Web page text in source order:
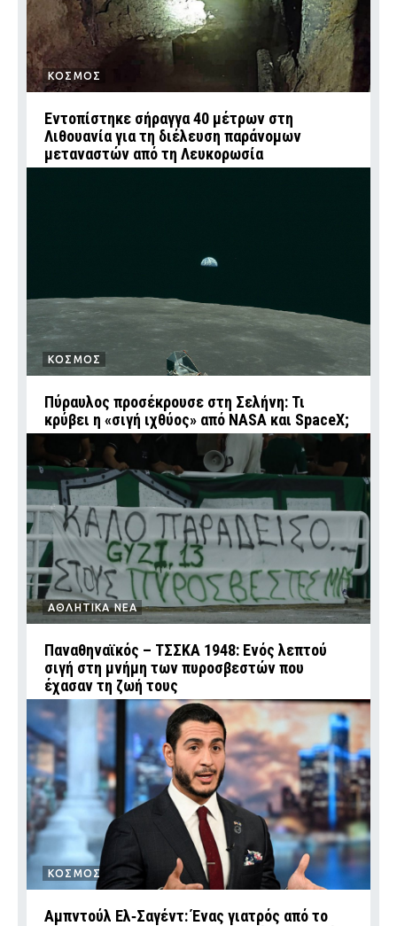
ΚΟΣΜΟΣ
Εντοπίστηκε σήραγγα 40 μέτρων στη
Λιθουανία για τη διέλευση παράνομων
μεταναστών από τη Λευκορωσία
ΚΟΣΜΟΣ
Πύραυλος προσέκρουσε στη Σελήνη: Τι
κρύβει η «σιγή ιχθύος» από NASA και SpaceX;
ΑΘΛΗΤΙΚΑ ΝΕΑ
Παναθηναϊκός – ΤΣΣΚΑ 1948: Ενός λεπτού
σιγή στη μνήμη των πυροσβεστών που
έχασαν τη ζωή τους
ΚΟΣΜΟΣ
Αμπντούλ Ελ‑Σαγέντ: Ένας γιατρός από το